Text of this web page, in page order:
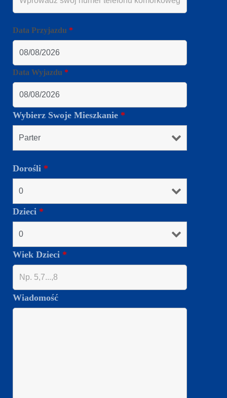
Data Przyjazdu *
Data Wyjazdu *
Wybierz Swoje Mieszkanie *
Dorośli *
Dzieci *
Wiek Dzieci *
Wiadomość